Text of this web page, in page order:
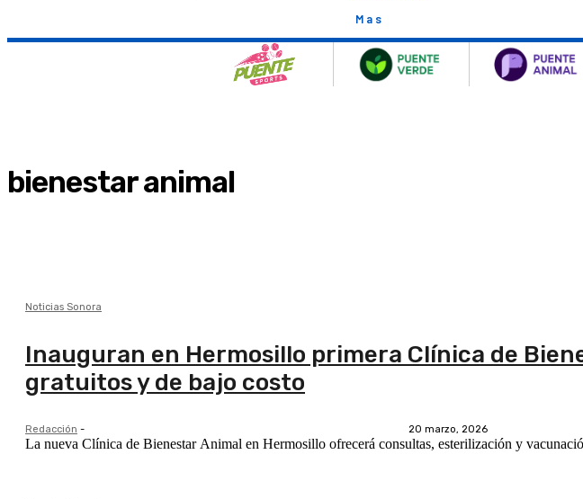
Mas
bienestar animal
Noticias Sonora
Inauguran en Hermosillo primera Clínica de
gratuitos y de bajo costo
Redacción - 20 marzo, 2026
La nueva Clínica de Bienestar Animal en Hermosillo ofrecerá consultas, esterilización y